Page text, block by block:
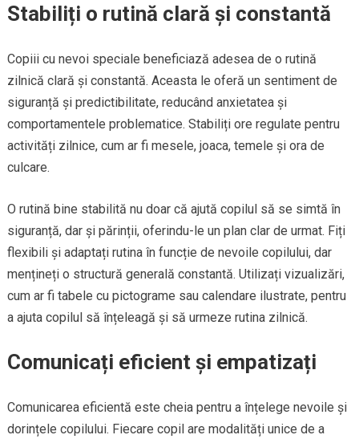
Stabiliți o rutină clară și constantă
Copiii cu nevoi speciale beneficiază adesea de o rutină
zilnică clară și constantă. Aceasta le oferă un sentiment de
siguranță și predictibilitate, reducând anxietatea și
comportamentele problematice. Stabiliți ore regulate pentru
activități zilnice, cum ar fi mesele, joaca, temele și ora de
culcare.
O rutină bine stabilită nu doar că ajută copilul să se simtă în
siguranță, dar și părinții, oferindu-le un plan clar de urmat. Fiți
flexibili și adaptați rutina în funcție de nevoile copilului, dar
mențineți o structură generală constantă. Utilizați vizualizări,
cum ar fi tabele cu pictograme sau calendare ilustrate, pentru
a ajuta copilul să înțeleagă și să urmeze rutina zilnică.
Comunicați eficient și empatizați
Comunicarea eficientă este cheia pentru a înțelege nevoile și
dorințele copilului. Fiecare copil are modalități unice de a